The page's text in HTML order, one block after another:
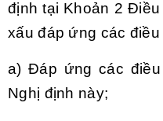
định tại Khoản 2
xấu đáp ứng các điều
a) Đáp ứng các
Nghị định này;